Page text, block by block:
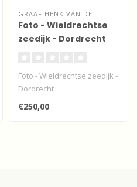
GRAAF HENK VAN DE
Foto - Wieldrechtse
zeedijk - Dordrecht
Foto - Wieldrechtse zeedijk -
Dordrecht
€250,00